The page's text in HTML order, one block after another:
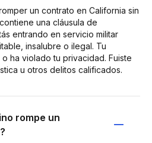
un contrato en California sin
una cláusula de
entrando en servicio militar
insalubre o ilegal. Tu
ha violado tu privacidad. Fuiste
u otros delitos calificados.
rompe un